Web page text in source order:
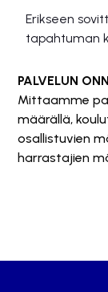
Erikseen
tapahtuman
PALVELUN
Mittaamme
määrällä,
osallistuvien
harrastajien